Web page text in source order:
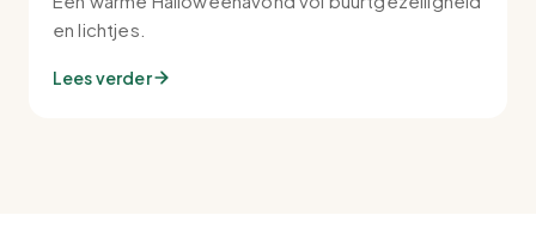
en lichtjes.
Lees verder